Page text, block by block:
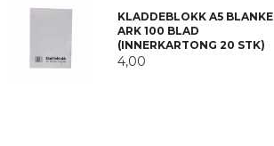
KLADDEBLOKK A5 BLANKE
ARK 100 BLAD
(INNERKARTONG 20 STK)
4,00